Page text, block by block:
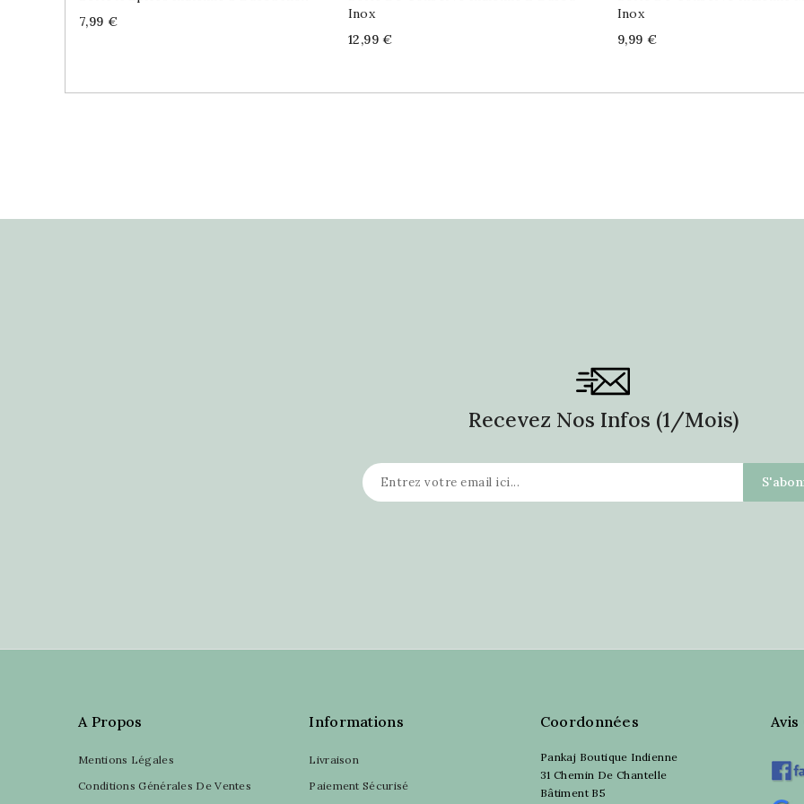
Price
7,99 €
Inox
Price
12,99 €
Inox
Price
9,99 €
Recevez Nos Infos (1/mois)
A Propos
Mentions Légales
Conditions Générales De Ventes
Informations
Livraison
Paiement Sécurisé
Coordonnées
Pankaj Boutique Indienne
31 Chemin De Chantelle
Bâtiment B5
Avis